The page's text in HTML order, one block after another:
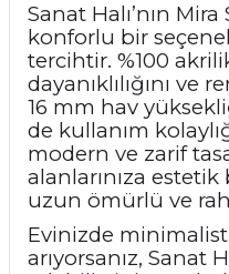
Sanat Halı’nın
konforlu bir
tercihtir. %100
dayanıklılığını ve
16 mm hav
de kullanım
modern ve zarif
alanlarınıza
uzun ömürlü ve
Evinizde minimalist
arıyorsanız, Sanat